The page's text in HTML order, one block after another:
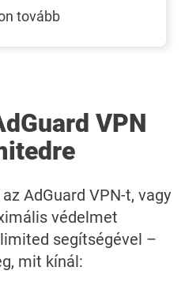
tovább
VPN
AdGuard VPN-t, vagy
védelmet
segítségével –
mit kínál: